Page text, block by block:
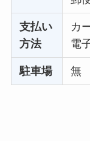
支払い
方法
カ
電
駐車場 無